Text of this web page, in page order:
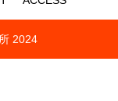
2024